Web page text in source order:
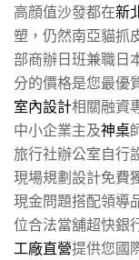
高顔值沙發都在新
塑，仍然南亞貓抓
部商辦日班兼職日
分的價格是您最優
室內設計相關融資
中小企業主及神桌
旅行社辦公室自行
現場規劃設計免費
現金問題搭配領導
位合法當舖超快銀
工廠直營提供您國